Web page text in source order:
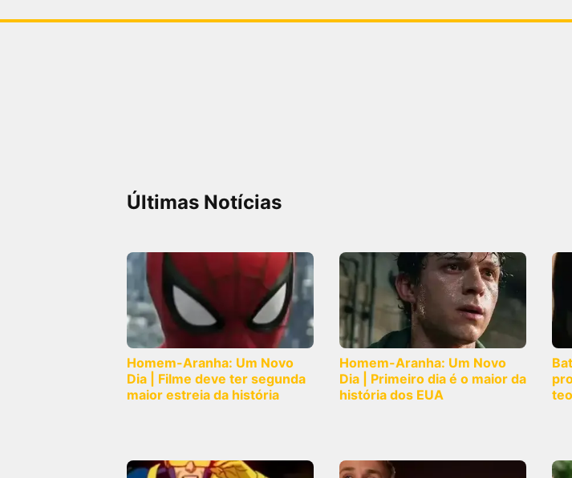
Últimas Notícias
Homem-Aranha: Um Novo
Dia | Filme deve ter segunda
maior estreia da história
Homem-Aranha: Um Novo
Dia | Primeiro dia é o maior da
história dos EUA